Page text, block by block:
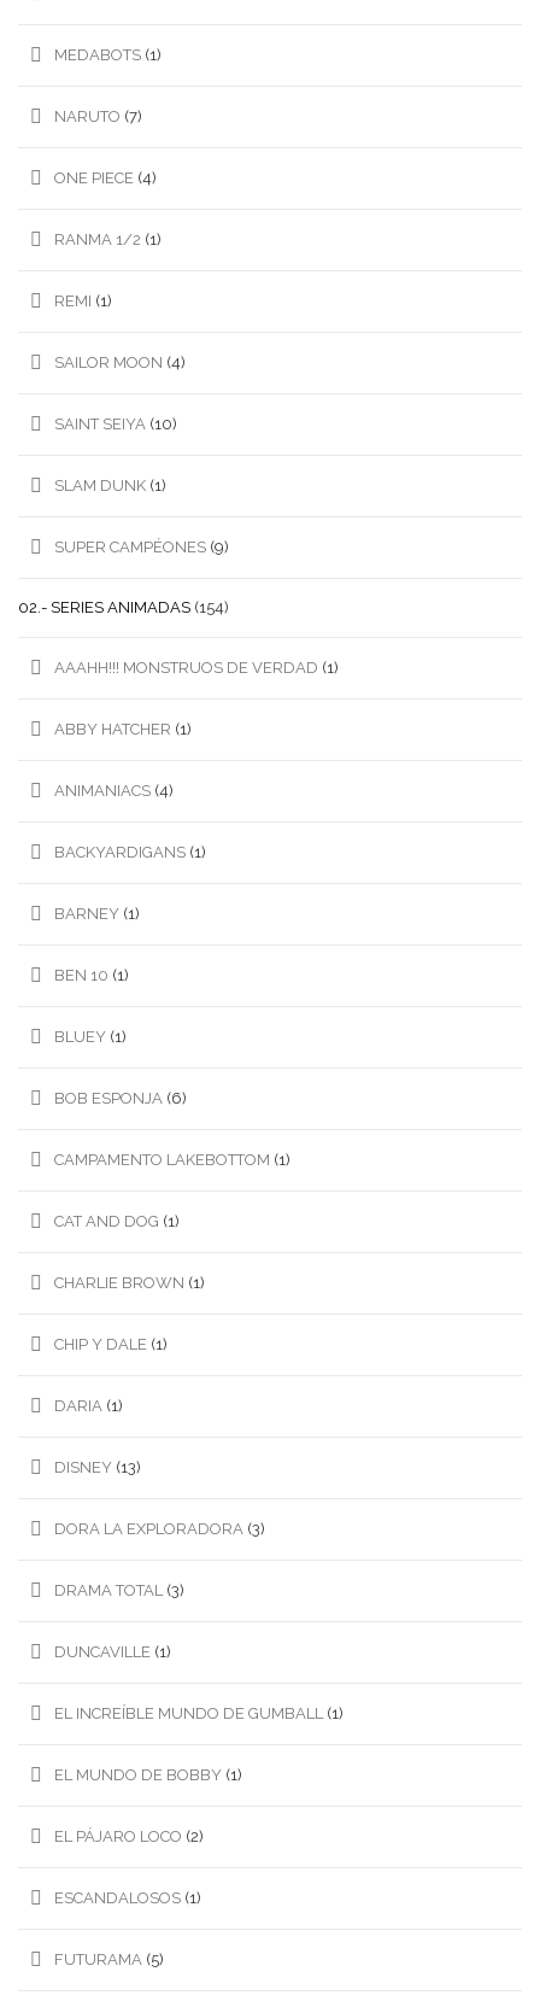
MEDABOTS (1)
NARUTO (7)
ONE PIECE (4)
RANMA 1/2 (1)
REMI (1)
SAILOR MOON (4)
SAINT SEIYA (10)
SLAM DUNK (1)
SUPER CAMPÉONES (9)
02.- SERIES ANIMADAS (154)
AAAHH!!! MONSTRUOS DE VERDAD (1)
ABBY HATCHER (1)
ANIMANIACS (4)
BACKYARDIGANS (1)
BARNEY (1)
BEN 10 (1)
BLUEY (1)
BOB ESPONJA (6)
CAMPAMENTO LAKEBOTTOM (1)
CAT AND DOG (1)
CHARLIE BROWN (1)
CHIP Y DALE (1)
DARIA (1)
DISNEY (13)
DORA LA EXPLORADORA (3)
DRAMA TOTAL (3)
DUNCAVILLE (1)
EL INCREÍBLE MUNDO DE GUMBALL (1)
EL MUNDO DE BOBBY (1)
EL PÁJARO LOCO (2)
ESCANDALOSOS (1)
FUTURAMA (5)